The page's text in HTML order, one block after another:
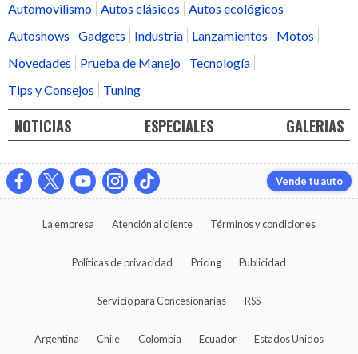
Automovilismo Autos clásicos
Autos ecológicos
Autoshows
Gadgets Industria Lanzamientos
Motos
Novedades
Prueba de Manejo
Tecnología
Tips y Consejos
Tuning
NOTICIAS ESPECIALES GALERIAS
Vende tu auto
La empresa Atención al cliente Términos y condiciones
Políticas de privacidad Pricing Publicidad
Servicio para Concesionarias RSS
Argentina Chile Colombia Ecuador Estados Unidos